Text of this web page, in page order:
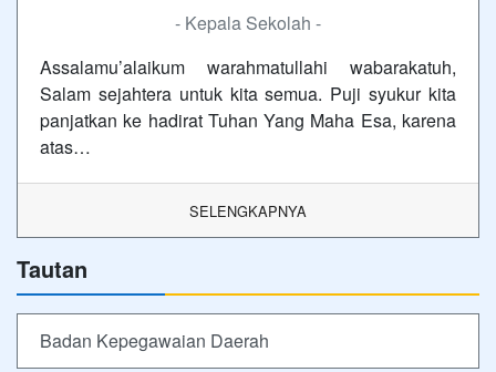
- Kepala Sekolah -
Assalamu’alaikum warahmatullahi wabarakatuh,
Salam sejahtera untuk kita semua. Puji syukur kita
panjatkan ke hadirat Tuhan Yang Maha Esa, karena
atas…
SELENGKAPNYA
Tautan
Badan Kepegawaian Daerah